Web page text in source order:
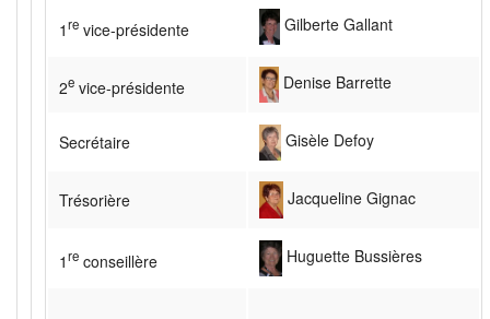
1re vice-présidente Gilberte Gallant
2e vice-présidente Denise Barrette
Secrétaire Gisèle Defoy
Trésorière Jacqueline Gignac
1re conseillère Huguette Bussières